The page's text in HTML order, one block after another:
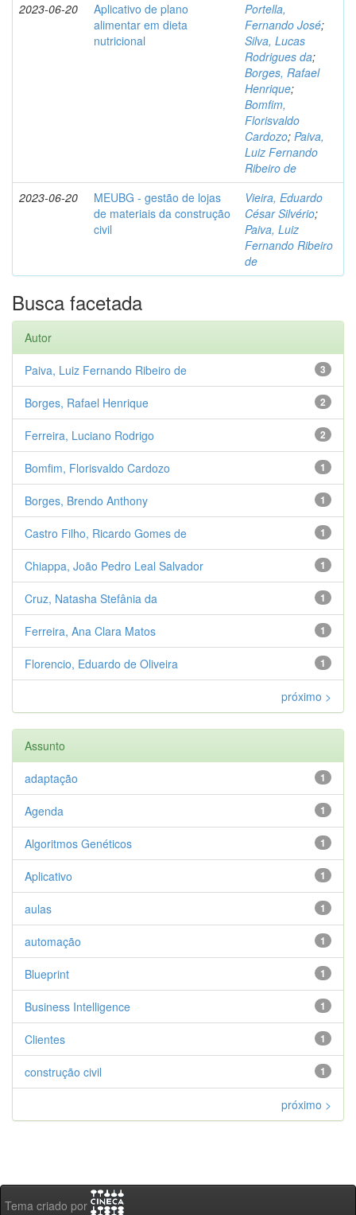
2023-06-20
Aplicativo de plano
alimentar em dieta
nutricional
Portella,
Fernando José;
Silva, Lucas
Rodrigues da;
Borges, Rafael
Henrique;
Bomfim,
Florisvaldo
Cardozo; Paiva,
Luiz Fernando
Ribeiro de
2023-06-20
MEUBG - gestão de lojas
de materiais da construção
civil
Vieira, Eduardo
César Silvério;
Paiva, Luiz
Fernando Ribeiro
de
Busca facetada
Autor
3
Paiva, Luiz Fernando Ribeiro de
2
Borges, Rafael Henrique
2
Ferreira, Luciano Rodrigo
1
Bomfim, Florisvaldo Cardozo
1
Borges, Brendo Anthony
1
Castro Filho, Ricardo Gomes de
1
Chiappa, João Pedro Leal Salvador
1
Cruz, Natasha Stefânia da
1
Ferreira, Ana Clara Matos
1
Florencio, Eduardo de Oliveira
próximo >
Assunto
1
adaptação
1
Agenda
1
Algoritmos Genéticos
1
Aplicativo
1
aulas
1
automação
1
Blueprint
1
Business Intelligence
1
Clientes
1
construção civil
próximo >
Tema criado por